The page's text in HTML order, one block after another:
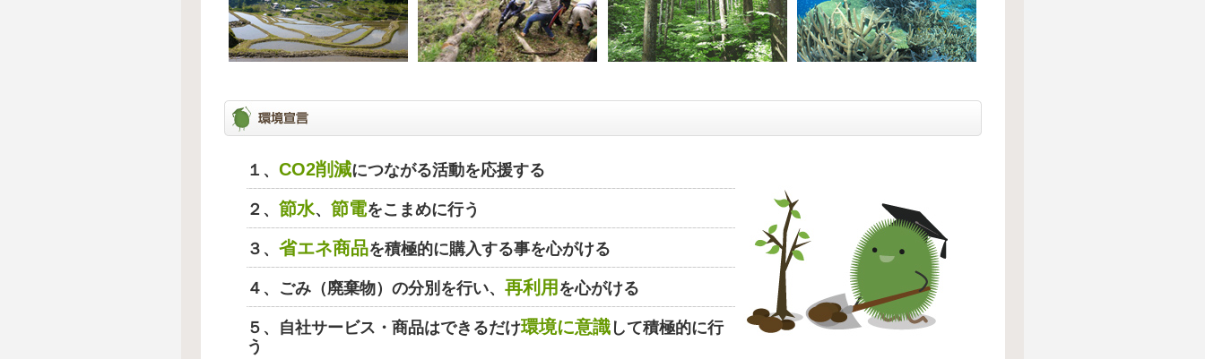
１、 CO2削減につながる活動を応援する
２、 節水、 節電をこまめに行う
３、 省エネ商品を積極的に購入する事を心がける
４、ごみ（廃棄物）の分別を行い、 再利用 を心がける
５、自社サービス・商品はできるだけ環境に意識して積極的に行
う